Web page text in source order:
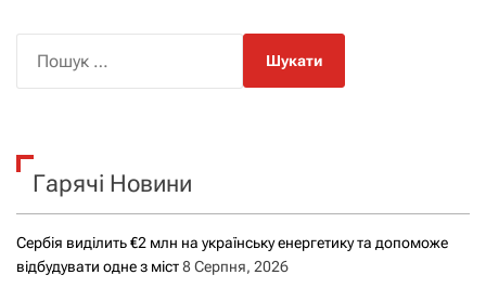
к
Гарячі Новини
Сербія виділить €2 млн на українську енергетику та допоможе
відбудувати одне з міст8 Серпня, 2026